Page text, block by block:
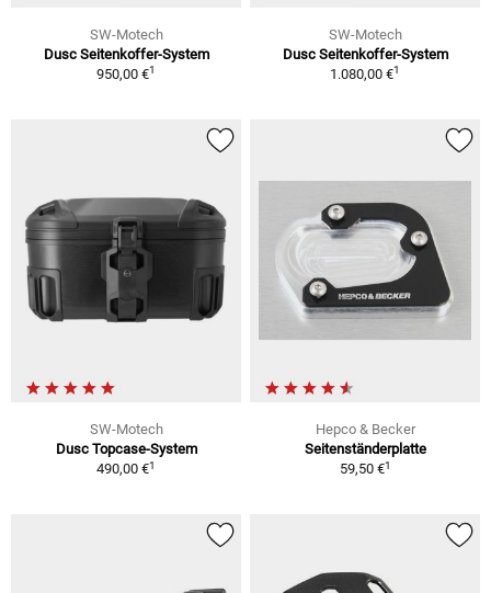
SW-Motech
Dusc Seitenkoffer-System
950,00 €1
SW-Motech
Dusc Seitenkoffer-System
1.080,00 €1
SW-Motech
Dusc Topcase-System
490,00 €1
Hepco & Becker
Seitenständerplatte
59,50 €1